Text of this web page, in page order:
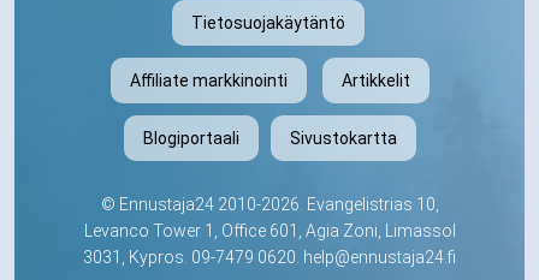
Tietosuojakäytäntö
Affiliate markkinointi Artikkelit
Blogiportaali Sivustokartta
© Ennustaja242010-2026. Evangelistrias 10,
Levanco Tower 1, Office 601, Agia Zoni, Limassol
3031, Kypros. 09-7479 0620. help@ennustaja24.fi